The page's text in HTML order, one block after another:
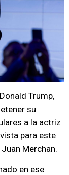
Trump,
su
a la actriz
para este
Merchan.
en ese